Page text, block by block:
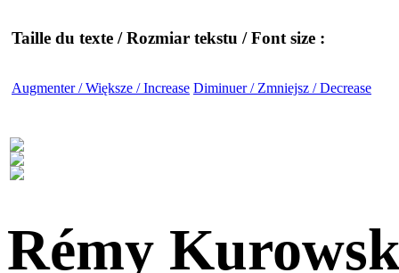
Taille du texte / Rozmiar tekstu / Font size :
Augmenter / Większe / Increase Diminuer / Zmniejsz / Decrease
Rémy